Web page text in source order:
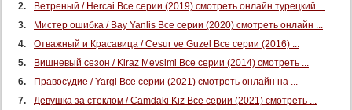
Ветреный / Hercai Все серии (2019) смотреть онлайн турецкий ...
Мистер ошибка / Bay Yanlis Все серии (2020) смотреть онлайн ...
Отважный и Красавица / Cesur ve Guzel Все серии (2016) ...
Вишневый сезон / Kiraz Mevsimi Все серии (2014) смотреть ...
Правосудие / Yargi Все серии (2021) смотреть онлайн на ...
Девушка за стеклом / Camdaki Kiz Все серии (2021) смотреть ...